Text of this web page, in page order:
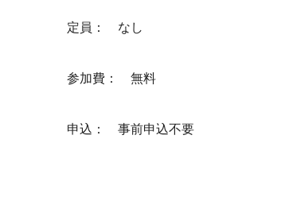
定員： なし
参加費： 無料
申込： 事前申込不要